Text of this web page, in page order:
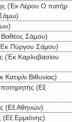
(Έκ Λέρου Ο πατήρ
Σάμω)
Σάμου)
Πύργου Σάμου)
(Έκ Καρλοβασίου
Βιθυνίας)
(Εξ
(Εξ Αθηνών)
Ερμιόνης)